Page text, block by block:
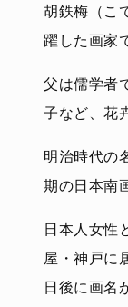
胡鉄梅（こ
躍した画家
父は儒学者
子など、花
明治時代の
期の日本南
日本人女性
屋・神戸に
日後に画名